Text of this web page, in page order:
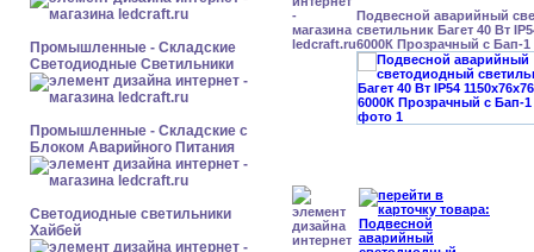
Промышленные - Складские
Светодиодные Светильники
Промышленные - Складские с
Блоком Аварийного Питания
Светодиодные светильники
Хайбей
Подвесной аварийный
светильник Багет 40 Вт
6000К Прозрачный с Бап-1